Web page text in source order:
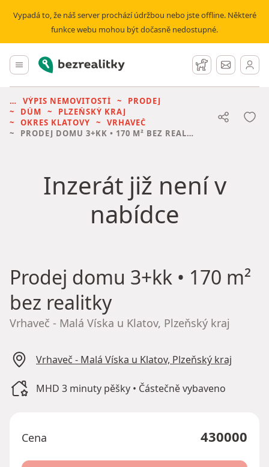
Vypadá to, že náš server prochází údržbou nebo jste offline. Některé
funkce webu mohou být dočasně nedostupné.
Hlavní menu
Bezrealitky Hlídací pes
Zprávy
VÝPIS NEMOVITOSTÍ
PRODEJ
DŮM
PLZEŇSKÝ KRAJ
OKRES KLATOVY
VRHAVEČ
PRODEJ DOMU 3+KK • 170 M² BEZ REALITKY
Inzerát již není v
nabídce
Prodej domu 3+kk • 170 m²
bez realitky
Vrhaveč - Malá Víska u Klatov, Plzeňský kraj
Vrhaveč - Malá Víska u Klatov, Plzeňský kraj
MHD 3 minuty pěšky • Částečně vybaveno
Cena 430000